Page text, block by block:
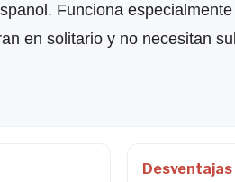
Funciona
en solitario y no necesitan
Desventajas